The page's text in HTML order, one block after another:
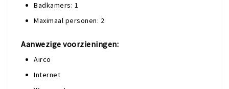
Badkamers: 1
Maximaal personen: 2
Aanwezige voorzieningen:
Airco
Internet